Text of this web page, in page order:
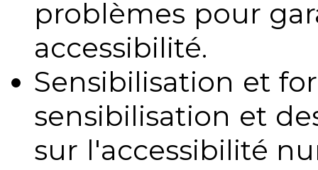
problèmes pour
accessibilité.
Sensibilisation et
sensibilisation et
sur l'accessibilité